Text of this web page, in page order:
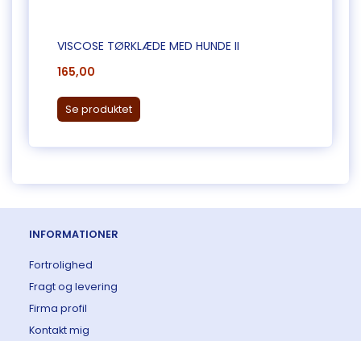
VISCOSE TØRKLÆDE MED HUNDE II
165,00
Se produktet
INFORMATIONER
Fortrolighed
Fragt og levering
Firma profil
Kontakt mig